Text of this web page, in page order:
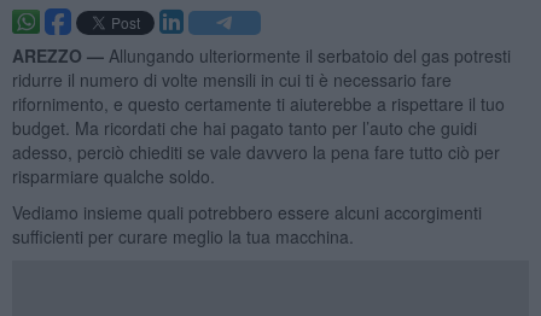
AREZZO — Allungando ulteriormente il serbatoio del gas potresti
ridurre il numero di volte mensili in cui ti è necessario fare
rifornimento, e questo certamente ti aiuterebbe a rispettare il tuo
budget. Ma ricordati che hai pagato tanto per l’auto che guidi
adesso, perciò chiediti se vale davvero la pena fare tutto ciò per
risparmiare qualche soldo.
Vediamo insieme quali potrebbero essere alcuni accorgimenti
sufficienti per curare meglio la tua macchina.